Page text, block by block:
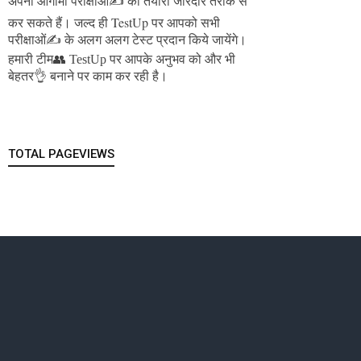
कर सकते हैं।जल्द ही TestUp पर आपको सभी
परीक्षाओं✍️ के अलग अलग टेस्ट प्रदान किये जायेंगे।
हमारी टीम👥 TestUp पर आपके अनुभव को और भी
बेहतर👌 बनाने पर काम कर रही है।
TOTAL PAGEVIEWS